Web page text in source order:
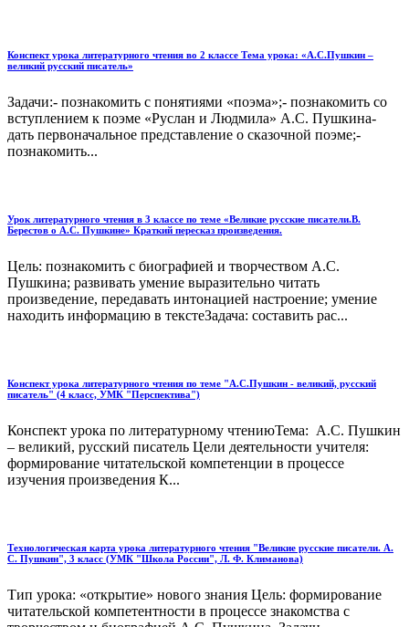
Конспект урока литературного чтения во 2 классе Тема урока: «А.С.Пушкин –
великий русский писатель»
Задачи:- познакомить с понятиями «поэма»;- познакомить со
вступлением к поэме «Руслан и Людмила» А.С. Пушкина-
дать первоначальное представление о сказочной поэме;-
познакомить...
Урок литературного чтения в 3 классе по теме «Великие русские писатели.В.
Берестов о А.С. Пушкине» Краткий пересказ произведения.
Цель: познакомить с биографией и творчеством А.С.
Пушкина; развивать умение выразительно читать
произведение, передавать интонацией настроение; умение
находить информацию в текстеЗадача: составить рас...
Конспект урока литературного чтения по теме "А.С.Пушкин - великий, русский
писатель" (4 класс, УМК "Перспектива")
Конспект урока по литературному чтениюТема: А.С. Пушкин
– великий, русский писатель Цели деятельности учителя:
формирование читательской компетенции в процессе
изучения произведения К...
Технологическая карта урока литературного чтения "Великие русские писатели. А.
С. Пушкин", 3 класс (УМК "Школа России", Л. Ф. Климанова)
Тип урока: «открытие» нового знания Цель: формирование
читательской компетентности в процессе знакомства с